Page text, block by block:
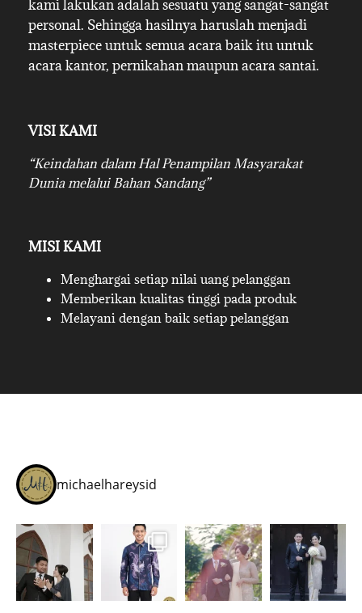
kami lakukan adalah sesuatu yang sangat-sangat
personal. Sehingga hasilnya haruslah menjadi
masterpiece untuk semua acara baik itu untuk
acara kantor, pernikahan maupun acara santai.
VISI KAMI
“Keindahan dalam Hal Penampilan Masyarakat
Dunia melalui Bahan Sandang”
MISI KAMI
Menghargai setiap nilai uang pelanggan
Memberikan kualitas tinggi pada produk
Melayani dengan baik setiap pelanggan
michaelhareysid